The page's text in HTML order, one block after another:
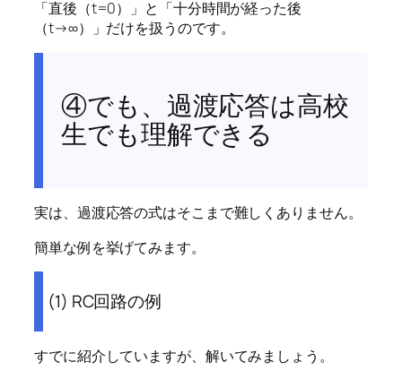
「直後（t=0）」と「十分時間が経った後
（t→∞）」だけを扱うのです。
④でも、過渡応答は高校
生でも理解できる
実は、過渡応答の式はそこまで難しくありません。
簡単な例を挙げてみます。
(1) RC回路の例
すでに紹介していますが、解いてみましょう。